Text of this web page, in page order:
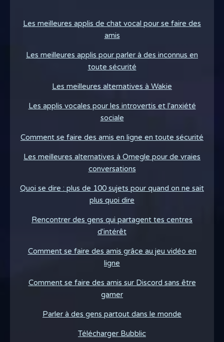
Les meilleures applis de chat vocal pour se faire des
amis
Les meilleures applis pour parler à des inconnus en
toute sécurité
Les meilleures alternatives à Wakie
Les applis vocales pour les introvertis et l'anxiété
sociale
Comment se faire des amis en ligne en toute sécurité
Les meilleures alternatives à Omegle pour de vraies
conversations
Quoi se dire : plus de 100 sujets pour quand on ne sait
plus quoi dire
Rencontrer des gens qui partagent tes centres
d'intérêt
Comment se faire des amis grâce au jeu vidéo en
ligne
Comment se faire des amis sur Discord sans être
gamer
Parler à des gens partout dans le monde
Télécharger Bubblic